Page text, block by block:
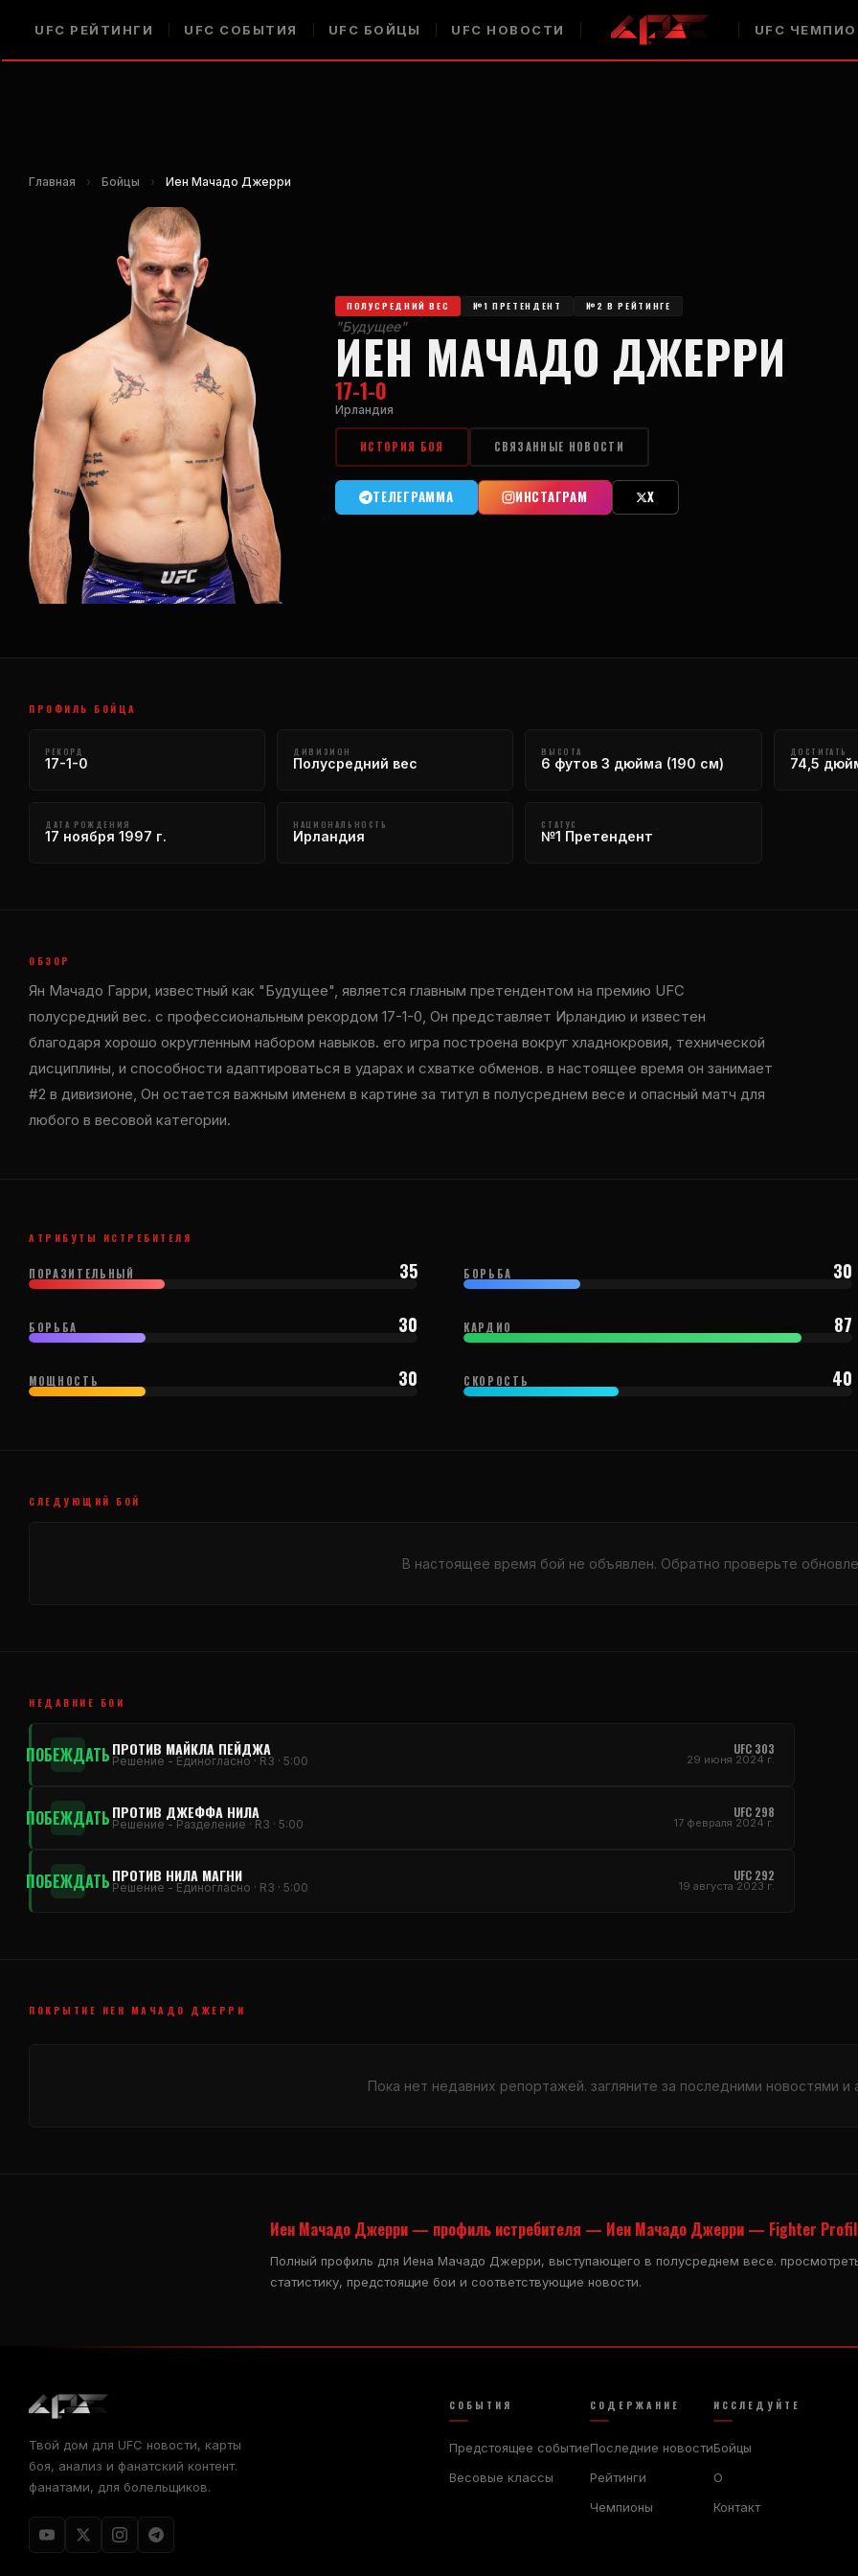
UFC РЕЙТИНГИ UFC СОБЫТИЯ UFC БОЙЦЫ UFC НОВОСТИ UFC
Главная › Бойцы › Иен Мачадо Джерри
ПОЛУСРЕДНИЙ ВЕС №1 ПРЕТЕНДЕНТ №2 В РЕЙТИНГЕ
"Будущее"
ИЕН МАЧАДО ДЖЕРРИ
17-1-0
Ирландия
ИСТОРИЯ БОЯ СВЯЗАННЫЕ НОВОСТИ
ТЕЛЕГРАММА ИНСТАГРАМ X
ПРОФИЛЬ БОЙЦА
РЕКОРД
17-1-0
ДИВИЗИОН
Полусредний вес
ВЫСОТА
6 футов 3 дюйма (190 см)
ДОСТИГАТЬ
74,5
ДАТА РОЖДЕНИЯ
17 ноября 1997 г.
НАЦИОНАЛЬНОСТЬ
Ирландия
СТАТУС
№1 Претендент
ОБЗОР
Ян Мачадо Гарри, известный как "Будущее", является главным претендентом на премию UFC
полусредний вес. с профессиональным рекордом 17-1-0, Он представляет Ирландию и известен
благодаря хорошо округленным набором навыков. его игра построена вокруг хладнокровия, технической
дисциплины, и способности адаптироваться в ударах и схватке обменов. в настоящее время он занимает
#2 в дивизионе, Он остается важным именем в картине за титул в полусреднем весе и опасный матч для
любого в весовой категории.
АТРИБУТЫ ИСТРЕБИТЕЛЯ
ПОРАЗИТЕЛЬНЫЙ 35 БОРЬБА 30
БОРЬБА 30 КАРДИО 87
МОЩНОСТЬ 30 СКОРОСТЬ 40
СЛЕДУЮЩИЙ БОЙ
В настоящее время бой не объявлен. Обратно проверьте
НЕДАВНИЕ БОИ
ПОБЕЖДАТЬПРОТИВ МАЙКЛА ПЕЙДЖА
Решение - Единогласно · R3 · 5:00
UFC 303
29 июня 2024 г.
ПОБЕЖДАТЬПРОТИВ ДЖЕФФА НИЛА
Решение - Разделение · R3 · 5:00
UFC 298
17 февраля 2024 г.
ПОБЕЖДАТЬПРОТИВ НИЛА МАГНИ
Решение - Единогласно · R3 · 5:00
UFC 292
19 августа 2023 г.
ПОКРЫТИЕ ИЕН МАЧАДО ДЖЕРРИ
Пока нет недавних репортажей. загляните за последними новостями и
Иен Мачадо Джерри — профиль истребителя — Иен Мачадо Джерри — Fighter
Полный профиль для Иена Мачадо Джерри, выступающего в полусреднем весе.
статистику, предстоящие бои и соответствующие новости.
Твой дом для UFC новости, карты
боя, анализ и фанатский контент.
фанатами, для болельщиков.
СОБЫТИЯ
Предстоящее событие
Весовые классы
СОДЕРЖАНИЕ
Последние новости
Рейтинги
Чемпионы
ИССЛЕДУЙТЕ
Бойцы
О
Контакт